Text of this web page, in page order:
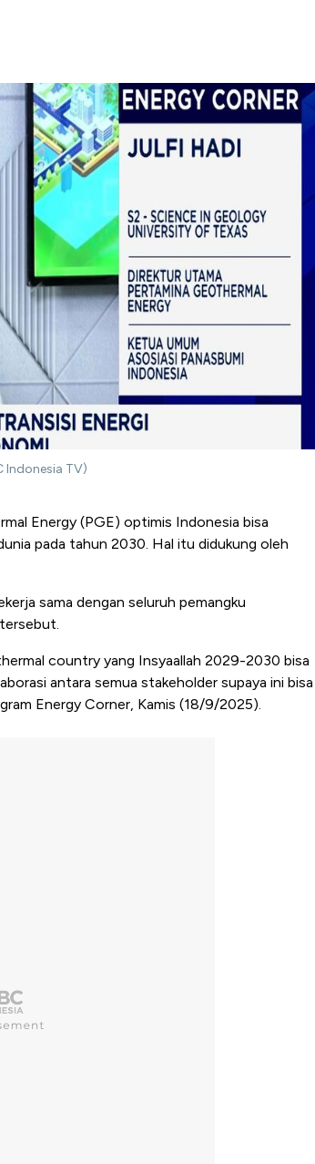
Indonesia TV)
Energy (PGE) optimis Indonesia bisa
pada tahun 2030. Hal itu didukung oleh
sama dengan seluruh pemangku
country yang Insyaallah 2029-2030 bisa
antara semua stakeholder supaya ini bisa
Energy Corner, Kamis (18/9/2025).